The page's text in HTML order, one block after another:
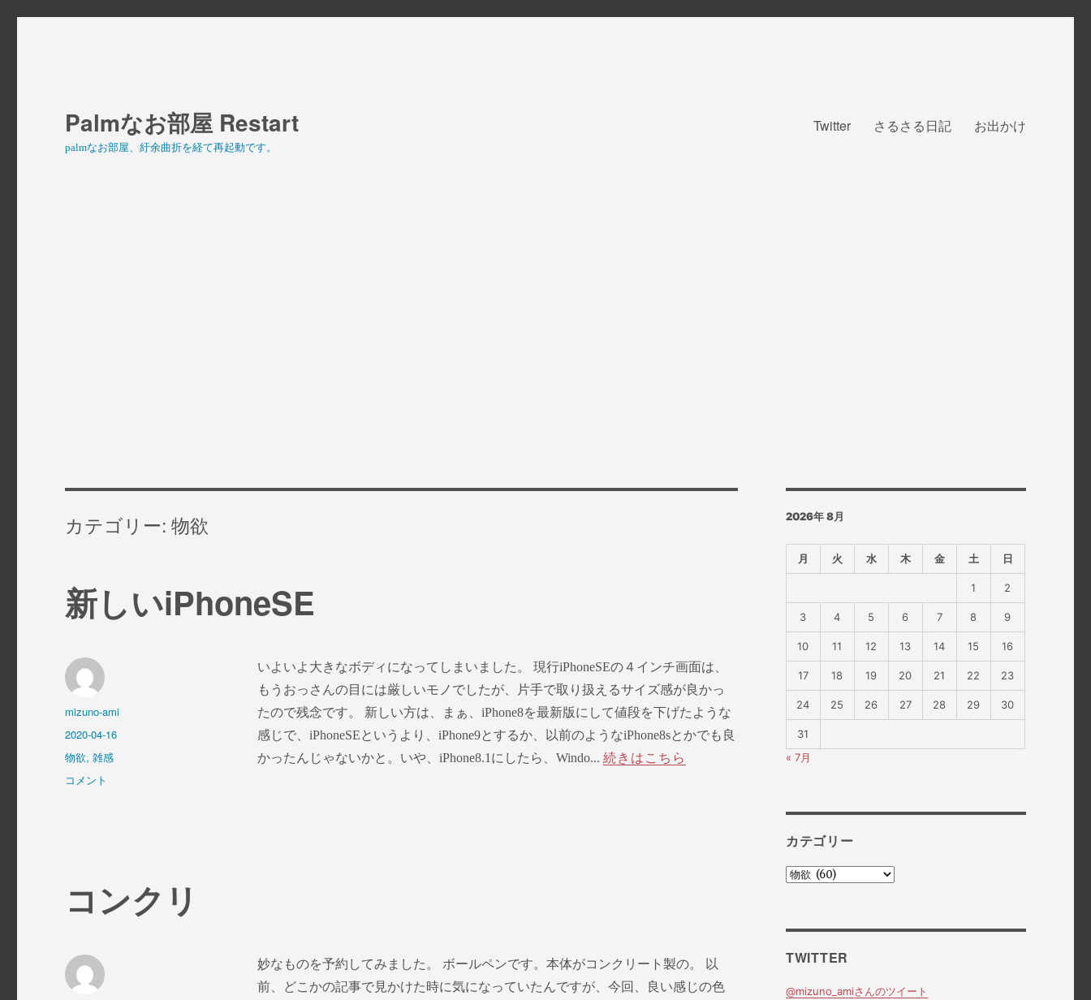
Palmなお部屋 Restart
palmなお部屋、紆余曲折を経て再起動です。
Twitter さるさる日記 お出かけ
カテゴリー: 物欲
新しいiPhoneSE
いよいよ大きなボディになってしまいました。 現行iPhoneSEの４インチ画面は、
もうおっさんの目には厳しいモノでしたが、片手で取り扱えるサイズ感が良かっ
たので残念です。 新しい方は、まぁ、iPhone8を最新版にして値段を下げたような
感じで、iPhoneSEというより、iPhone9とするか、以前のようなiPhone8sとかでも良
かったんじゃないかと。いや、iPhone8.1にしたら、Windo... 続きはこちら
投
稿
mizuno-ami
投
稿
日:
2020-04-16
カ
テ
物欲,雑感
新
コメント
コンクリ
妙なものを予約してみました。 ボールペンです。本体がコンクリート製の。 以
前、どこかの記事で見かけた時に気になっていたんですが、今回、良い感じの色
2026年 8月
月 火 水 木 金 土 日
1 2
3 4 5 6 7 8 9
10 11 12 13 14 15 16
17 18 19 20 21 22 23
24 25 26 27 28 29 30
31
« 7月
カテゴリー
カ
TWITTER
@mizuno_amiさんのツイート